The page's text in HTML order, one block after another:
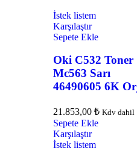
İstek listem
Karşılaştır
Sepete Ekle
Oki C532 Toner
Mc563 Sarı
46490605 6K
21.853,00 ₺ Kdv dahil
Sepete Ekle
Karşılaştır
İstek listem